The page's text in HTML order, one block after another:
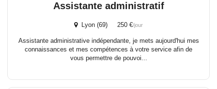
Assistante administratif
Lyon (69) 250 €/jour
Assistante administrative indépendante, je mets aujourd'hui mes
connaissances et mes compétences à votre service afin de
vous permettre de pouvoi...